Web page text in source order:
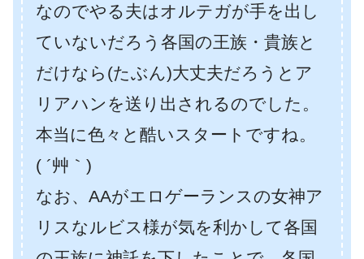
なのでやる夫はオルテガが手を出し
ていないだろう各国の王族・貴族と
だけなら(たぶん)大丈夫だろうとア
リアハンを送り出されるのでした。
本当に色々と酷いスタートですね。
( ´艸｀)
なお、AAがエロゲーランスの女神ア
リスなルビス様が気を利かして各国